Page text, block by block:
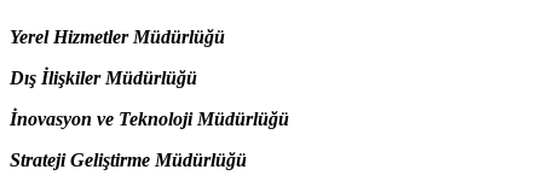
Yerel Hizmetler Müdürlüğü
Dış İlişkiler Müdürlüğü
İnovasyon ve Teknoloji Müdürlüğü
Strateji Geliştirme Müdürlüğü